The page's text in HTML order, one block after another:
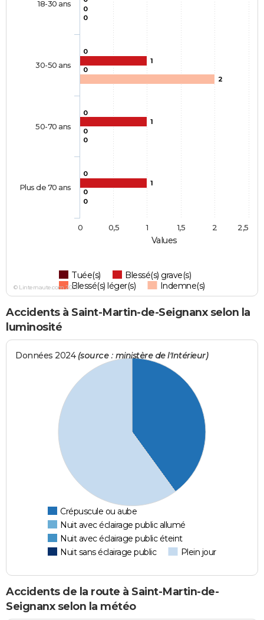
Values
0
0
0
1
1
1
0
0
0
0
0
2
0
0
Tuée(s)
Blessé(s) grave(s)
Blessé(s) léger(s)
Indemne(s)
18-30 ans
30-50 ans
50-70 ans
Plus de 70 ans
0 0,5 1 1,5 2 2,5
© Linternaute.com 2026
Accidents à Saint-Martin-de-Seignanx selon la
luminosité
Données 2024 (source : ministère de l'Intérieur)
Crépuscule ou aube
Nuit avec éclairage public allumé
Nuit avec éclairage public éteint
Nuit sans éclairage public
Plein jour
Accidents de la route à Saint-Martin-de-
Seignanx selon la météo